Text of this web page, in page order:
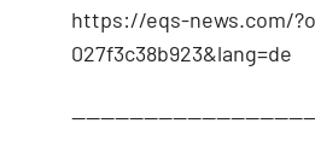
https://eqs-news.com/
027f3c38b923&lang=de